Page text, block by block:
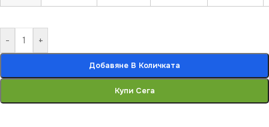
- +
Добавяне В Количката
Купи Сега